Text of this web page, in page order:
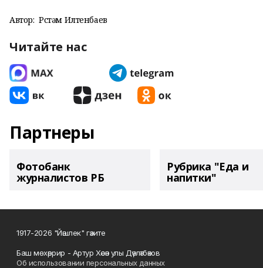
Автор: Рөстәм Илтенбаев
Читайте нас
Партнеры
Фотобанк
журналистов РБ
Рубрика "Еда и
напитки"
1917-2026 "Йәшлек" гәзите
Баш мөхәррир - Артур Хәсән улы Дәүләтбәков
Об использовании персональных данных